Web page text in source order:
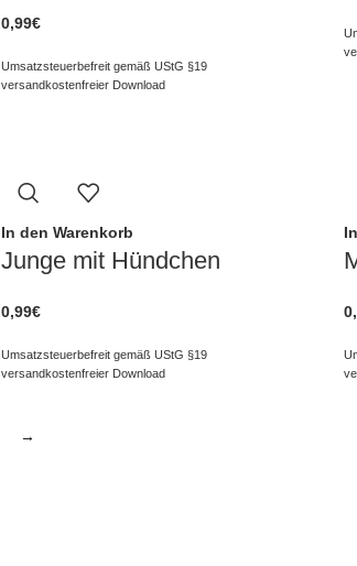
0,99€
Umsatzsteuerbefreit gemäß UStG §19
versandkostenfreier Download
In den Warenkorb
Junge mit Hündchen
0,99€
Umsatzsteuerbefreit gemäß UStG §19
versandkostenfreier Download
→